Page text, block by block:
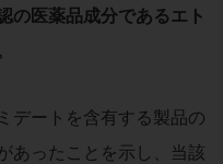
の医薬品成分であるエト
デートを含有する製品の
あったことを示し、当該